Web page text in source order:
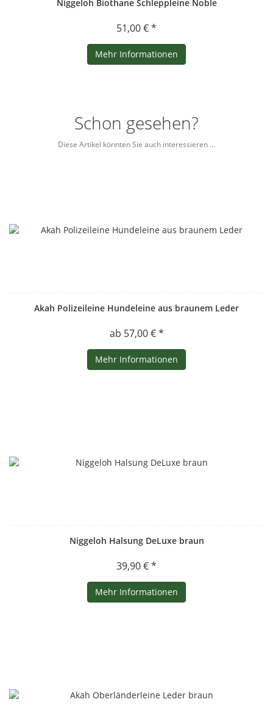
Niggeloh Biothane Schleppleine Noble
51,00 € *
Mehr Informationen
Schon gesehen?
Diese Artikel könnten Sie auch interessieren ...
Akah Polizeileine Hundeleine aus braunem Leder
ab 57,00 € *
Mehr Informationen
Niggeloh Halsung DeLuxe braun
39,90 € *
Mehr Informationen